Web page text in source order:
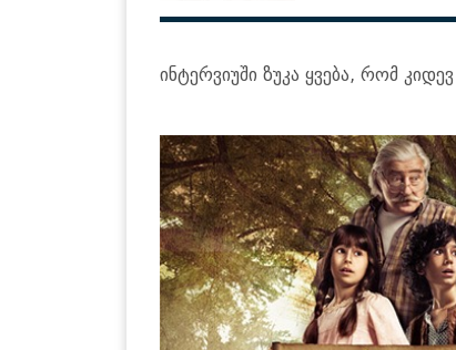
ინტერვიუში ზუკა ყვება, რომ